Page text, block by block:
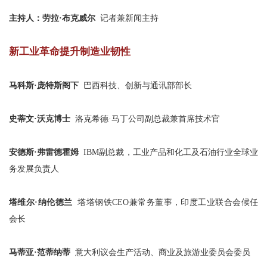
主持人：劳拉·布克威尔 记者兼新闻主持
新工业革命提升制造业韧性
马科斯·庞特斯阁下 巴西科技、创新与通讯部部长
史蒂文·沃克博士 洛克希德·马丁公司副总裁兼首席技术官
安德斯·弗雷德霍姆 IBM副总裁，工业产品和化工及石油行业全球业
务发展负责人
塔维尔·纳伦德兰塔塔钢铁CEO兼常务董事，印度工业联合会候任
会长
马蒂亚·范蒂纳蒂 意大利议会生产活动、商业及旅游业委员会委员